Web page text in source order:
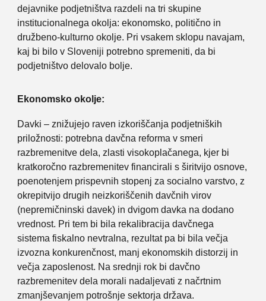
dejavnike podjetništva razdeli na tri skupine
institucionalnega okolja: ekonomsko, politično in
družbeno-kulturno okolje. Pri vsakem sklopu navajam,
kaj bi bilo v Sloveniji potrebno spremeniti, da bi
podjetništvo delovalo bolje.
Ekonomsko okolje:
Davki – znižujejo raven izkoriščanja podjetniških
priložnosti: potrebna davčna reforma v smeri
razbremenitve dela, zlasti visokoplačanega, kjer bi
kratkoročno razbremenitev financirali s širitvijo osnove,
poenotenjem prispevnih stopenj za socialno varstvo, z
okrepitvijo drugih neizkoriščenih davčnih virov
(nepremičninski davek) in dvigom davka na dodano
vrednost. Pri tem bi bila rekalibracija davčnega
sistema fiskalno nevtralna, rezultat pa bi bila večja
izvozna konkurenčnost, manj ekonomskih distorzij in
večja zaposlenost. Na srednji rok bi davčno
razbremenitev dela morali nadaljevati z načrtnim
zmanjševanjem potrošnje sektorja država.